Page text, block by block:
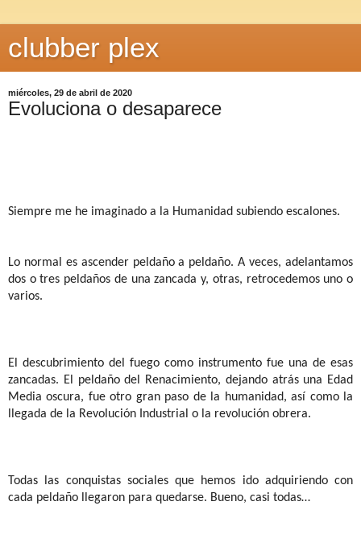
clubber plex
miércoles, 29 de abril de 2020
Evoluciona o desaparece
Siempre me he imaginado a la Humanidad subiendo escalones.
Lo normal es ascender peldaño a peldaño. A veces, adelantamos
dos o tres peldaños de una zancada y, otras, retrocedemos uno o
varios.
El descubrimiento del fuego como instrumento fue una de esas
zancadas. El peldaño del Renacimiento, dejando atrás una Edad
Media oscura, fue otro gran paso de la humanidad, así como la
llegada de la Revolución Industrial o la revolución obrera.
Todas las conquistas sociales que hemos ido adquiriendo con
cada peldaño llegaron para quedarse. Bueno, casi todas…